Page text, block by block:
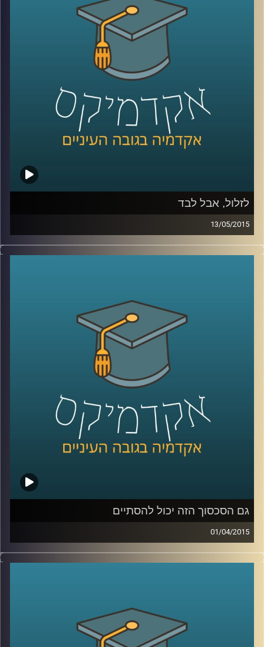
מתאימים לעולם הדיגיטלי ולשינויים הרבים
והמהירים המתרחשים בו? אילו תכונות כדאי
לשפר ולטפח על מנת להשתלב בשוק העבודה
הנוכחי, שדורש גמישות רבה ?
קרדיט תמונות: AudioVersity
לזלול, אבל לבד
13/05/2015
ליאור זלמנסון עוסק בתרבות הוירטואלית
האם פרסום הוא המודל העסקי היחיד האפשרי?
באמנות הוא מייסד ומוביל את פסטיבל
בסינמטק חולון, העוסק בהשפעות
המהפכה הדיגיטלית על חיינו, בעיקר דרך
ייצוגים בקולנוע. ליאור מספר על השפעתה של
צפיית הזלילה על קהל הצופים ועל שיחות
המסדרון שלנו, ומשם על הצורך החברתי
בקהילתיות. עוד שוחחנו על מושג הכבדות –
מדוע הפכה הקלילות כה פופולארית, אולי כדאי
שנהיה קצת כבדים?
גם הסכסוך הזה יכול להסתיים
01/04/2015
דיקן ביה"ס לפסיכולוגיה, פרופסור עירן הלפרין,
המסוכסכת הקיימת הגדיר רגשות שחווים
הצדדים לסכסוך ובחן מה קורה כשמגבירים חלק
מהרגשות ומנמיכים את תדירותם של אחרים.